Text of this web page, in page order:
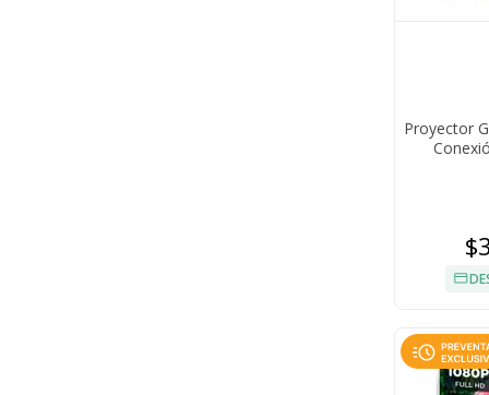
Proyector